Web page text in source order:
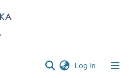
Log In (current)